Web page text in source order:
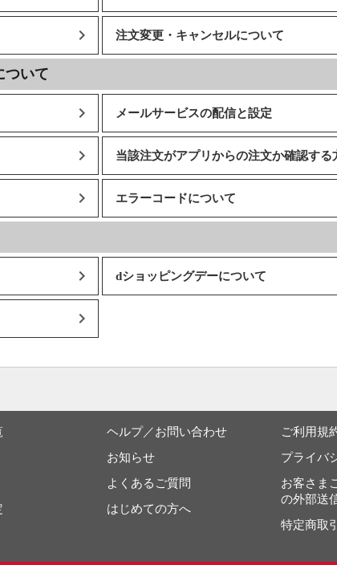
注文変更・キャンセルについて
ついて
メールサービスの配信と設定
当該注文がアプリからの注文か確認する
エラーコードについて
dショッピングデーについて
ヘルプ／お問い合わせ
お知らせ
よくあるご質問
はじめての方へ
ご利用規
プライバ
お客さま
の外部送
特定商取